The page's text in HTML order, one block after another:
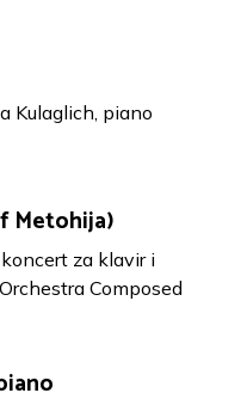
Kulaglich, piano
Metohija)
za klavir i
Composed